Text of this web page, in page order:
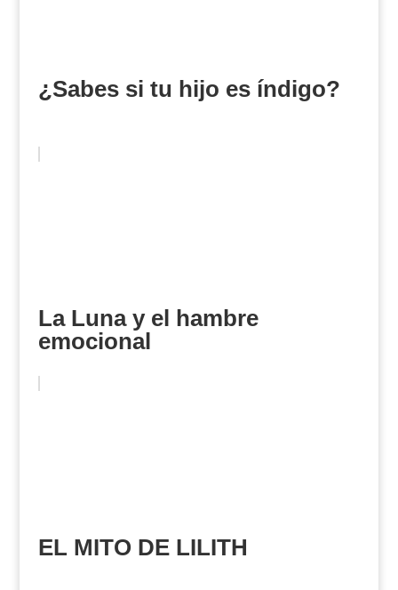
¿Sabes si tu hijo es índigo?
La Luna y el hambre
emocional
EL MITO DE LILITH